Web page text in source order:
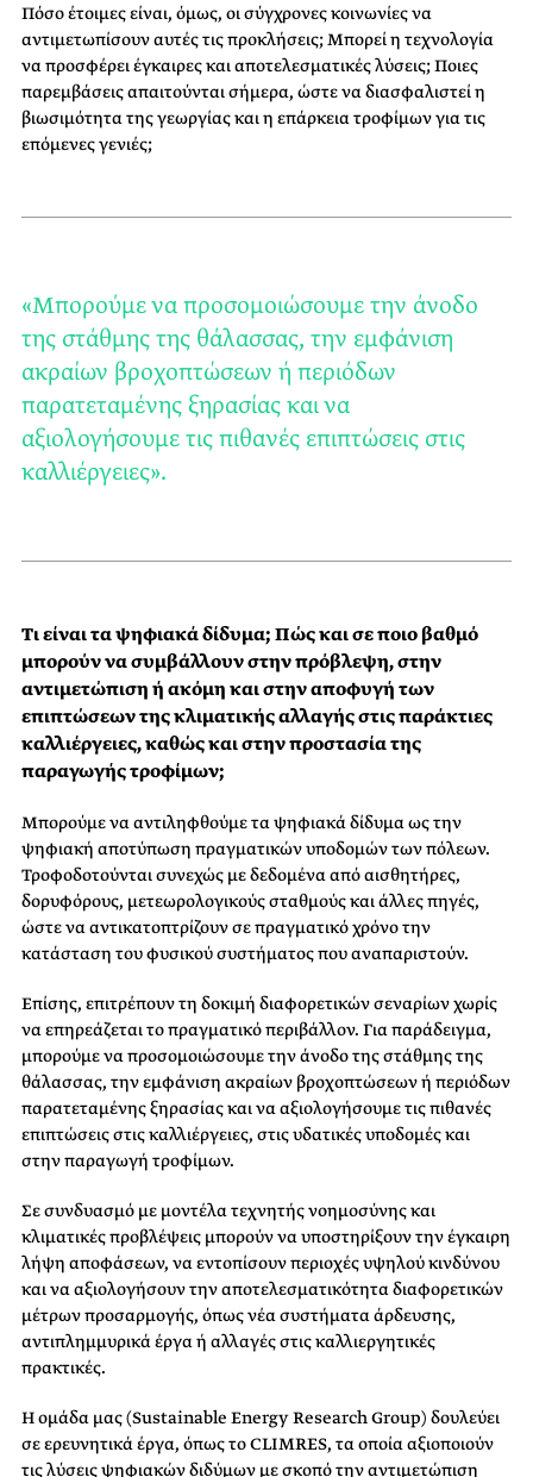
Πόσο έτοιμες είναι, όμως, οι σύγχρονες κοινωνίες να
αντιμετωπίσουν αυτές τις προκλήσεις; Μπορεί η τεχνολογία
να προσφέρει έγκαιρες και αποτελεσματικές λύσεις; Ποιες
παρεμβάσεις απαιτούνται σήμερα, ώστε να διασφαλιστεί η
βιωσιμότητα της γεωργίας και η επάρκεια τροφίμων για τις
επόμενες γενιές;
«Μπορούμε να προσομοιώσουμε την άνοδο
της στάθμης της θάλασσας, την εμφάνιση
ακραίων βροχοπτώσεων ή περιόδων
παρατεταμένης ξηρασίας και να
αξιολογήσουμε τις πιθανές επιπτώσεις στις
καλλιέργειες».
Τι είναι τα ψηφιακά δίδυμα; Πώς και σε ποιο βαθμό
μπορούν να συμβάλλουν στην πρόβλεψη, στην
αντιμετώπιση ή ακόμη και στην αποφυγή των
επιπτώσεων της κλιματικής αλλαγής στις παράκτιες
καλλιέργειες, καθώς και στην προστασία της
παραγωγής τροφίμων;
Μπορούμε να αντιληφθούμε τα ψηφιακά δίδυμα ως την
ψηφιακή αποτύπωση πραγματικών υποδομών των πόλεων.
Τροφοδοτούνται συνεχώς με δεδομένα από αισθητήρες,
δορυφόρους, μετεωρολογικούς σταθμούς και άλλες πηγές,
ώστε να αντικατοπτρίζουν σε πραγματικό χρόνο την
κατάσταση του φυσικού συστήματος που αναπαριστούν.
Επίσης, επιτρέπουν τη δοκιμή διαφορετικών σεναρίων χωρίς
να επηρεάζεται το πραγματικό περιβάλλον. Για παράδειγμα,
μπορούμε να προσομοιώσουμε την άνοδο της στάθμης της
θάλασσας, την εμφάνιση ακραίων βροχοπτώσεων ή περιόδων
παρατεταμένης ξηρασίας και να αξιολογήσουμε τις πιθανές
επιπτώσεις στις καλλιέργειες, στις υδατικές υποδομές και
στην παραγωγή τροφίμων.
Σε συνδυασμό με μοντέλα τεχνητής νοημοσύνης και
κλιματικές προβλέψεις μπορούν να υποστηρίξουν την έγκαιρη
λήψη αποφάσεων, να εντοπίσουν περιοχές υψηλού κινδύνου
και να αξιολογήσουν την αποτελεσματικότητα διαφορετικών
μέτρων προσαρμογής, όπως νέα συστήματα άρδευσης,
αντιπλημμυρικά έργα ή αλλαγές στις καλλιεργητικές
πρακτικές.
Η ομάδα μας (Sustainable Energy Research Group) δουλεύει
σε ερευνητικά έργα, όπως το CLIMRES, τα οποία αξιοποιούν
τις λύσεις ψηφιακών διδύμων με σκοπό την αντιμετώπιση